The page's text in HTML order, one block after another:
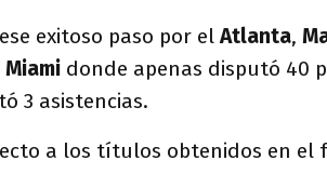
exitoso paso por elAtlanta,
donde apenas disputó 40
3 asistencias.
a los títulos obtenidos en el